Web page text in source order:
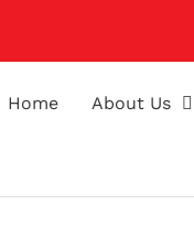
Home About Us